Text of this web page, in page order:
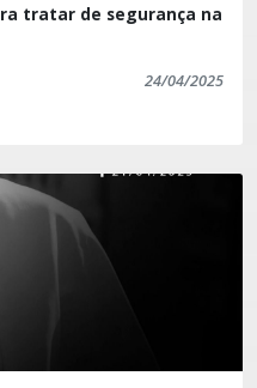
tratar de segurança na
24/04/2025